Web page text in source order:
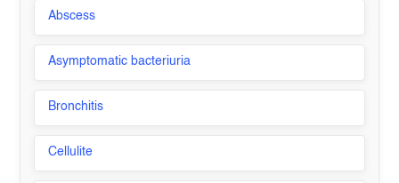
Abscess
Asymptomatic bacteriuria
Bronchitis
Cellulite